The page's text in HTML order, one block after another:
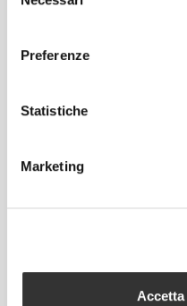
del
Preferenze
Statistiche
Marketing
Info e assistenza
Altezza modello/a:
modello/a: Taglia S